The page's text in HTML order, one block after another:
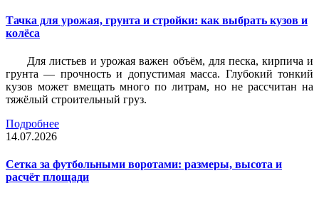
Тачка для урожая, грунта и стройки: как выбрать кузов и
колёса
Для листьев и урожая важен объём, для песка, кирпича и
грунта — прочность и допустимая масса. Глубокий тонкий
кузов может вмещать много по литрам, но не рассчитан на
тяжёлый строительный груз.
Подробнее
14.07.2026
Сетка за футбольными воротами: размеры, высота и
расчёт площади